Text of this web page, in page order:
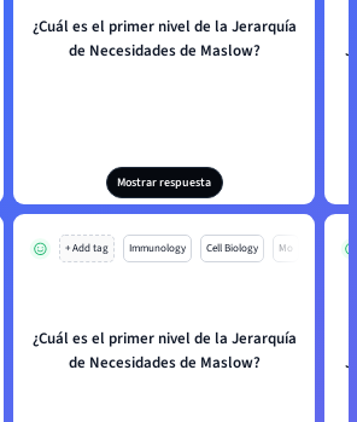
¿Cuál es el primer nivel de la Jerarquía
de Necesidades de Maslow?
Mostrar respuesta
+ Add tag Immunology Cell Biology Mo
¿Cuál es el primer nivel de la Jerarquía
de Necesidades de Maslow?